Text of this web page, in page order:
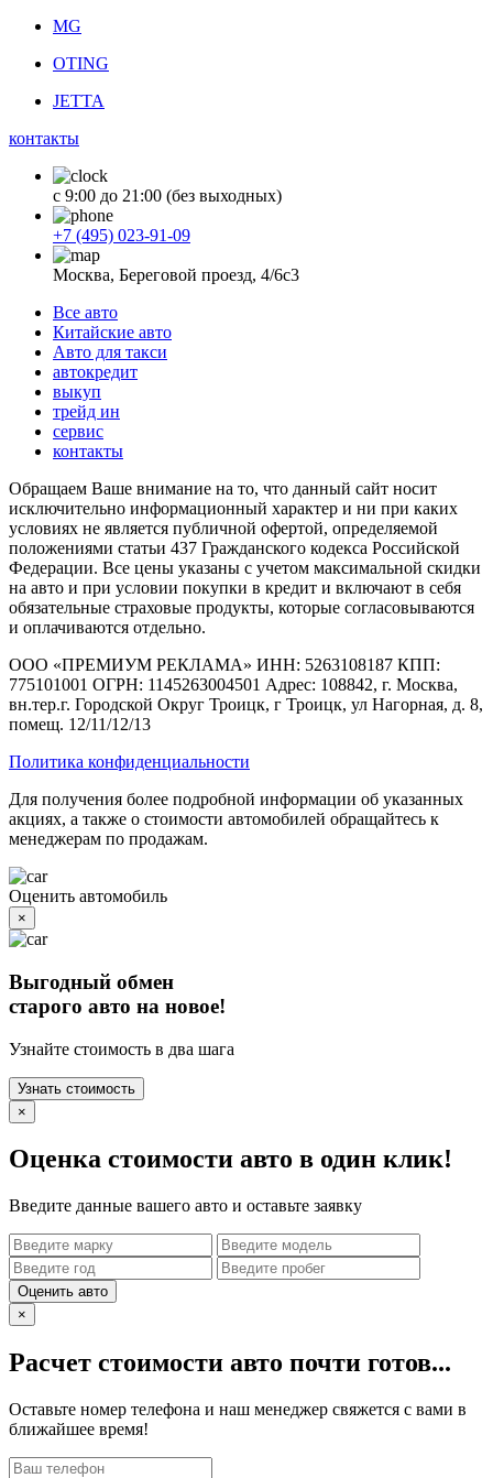
MG
OTING
JETTA
контакты
с 9:00 до 21:00 (без выходных)
+7 (495) 023-91-09
Москва, Береговой проезд, 4/6с3
Все авто
Китайские авто
Авто для такси
автокредит
выкуп
трейд ин
сервис
контакты
Обращаем Ваше внимание на то, что данный сайт носит
исключительно информационный характер и ни при каких
условиях не является публичной офертой, определяемой
положениями статьи 437 Гражданского кодекса Российской
Федерации. Все цены указаны с учетом максимальной скидки
на авто и при условии покупки в кредит и включают в себя
обязательные страховые продукты, которые согласовываются
и оплачиваются отдельно.
ООО «ПРЕМИУМ РЕКЛАМА» ИНН: 5263108187 КПП:
775101001 ОГРН: 1145263004501 Адрес: 108842, г. Москва,
вн.тер.г. Городской Округ Троицк, г Троицк, ул Нагорная, д. 8,
помещ. 12/11/12/13
Политика конфиденциальности
Для получения более подробной информации об указанных
акциях, а также о стоимости автомобилей обращайтесь к
менеджерам по продажам.
Оценить автомобиль
×
Выгодный обмен
старого авто на новое!
Узнайте стоимость в два шага
Узнать стоимость
×
Оценка стоимости авто в один клик!
Введите данные вашего авто и оставьте заявку
Оценить авто
×
Расчет стоимости авто почти готов...
Оставьте номер телефона и наш менеджер свяжется с вами в
ближайшее время!